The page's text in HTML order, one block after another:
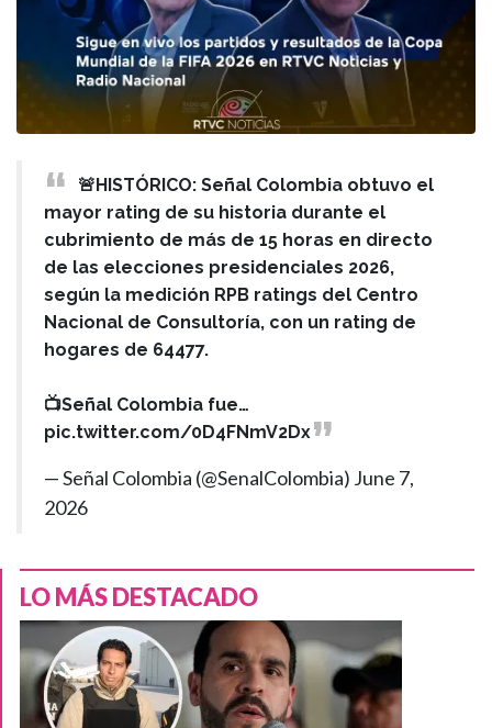
🚨HISTÓRICO: Señal Colombia obtuvo el
mayor rating de su historia durante el
cubrimiento de más de 15 horas en directo
de las elecciones presidenciales 2026,
según la medición RPB ratings del Centro
Nacional de Consultoría, con un rating de
hogares de 64477.
📺Señal Colombia fue…
pic.twitter.com/0D4FNmV2Dx
— Señal Colombia (@SenalColombia) June 7,
2026
LO MÁS DESTACADO